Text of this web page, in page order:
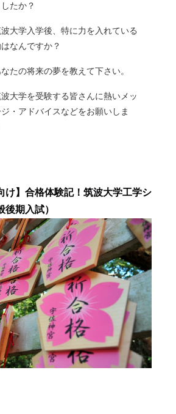
したか？
大学入学後、特に力を入れている
なんですか？
たの将来の夢を教えて下さい。
大学を受験する皆さんに熱いメッ
・アドバイスなどをお願いしま
け】合格体験記！筑波大学工学シ
期入試）